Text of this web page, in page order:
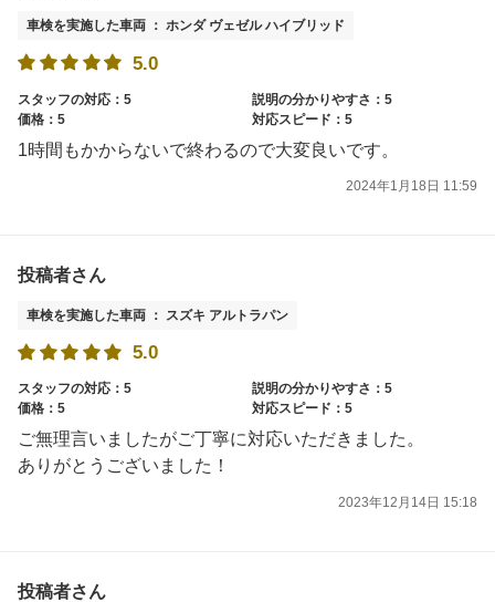
車検を実施した車両 ： ホンダ ヴェゼル ハイブリッド
5.0
スタッフの対応：5
説明の分かりやすさ：5
価格：5
対応スピード：5
1時間もかからないで終わるので大変良いです。
2024年1月18日 11:59
投稿者さん
車検を実施した車両 ： スズキ アルトラパン
5.0
スタッフの対応：5
説明の分かりやすさ：5
価格：5
対応スピード：5
ご無理言いましたがご丁寧に対応いただきました。
ありがとうございました！
2023年12月14日 15:18
投稿者さん